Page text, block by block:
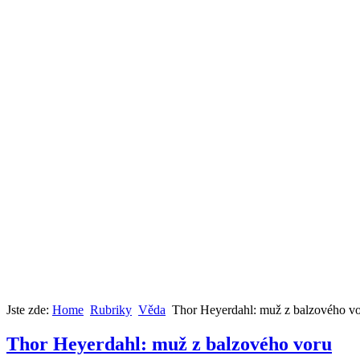
Jste zde: Home Rubriky Věda Thor Heyerdahl: muž z balzového
Thor Heyerdahl: muž z balzového voru